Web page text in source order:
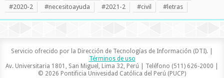
#2020-2
#necesitoayuda #2021-2 #civil #letras
Servicio ofrecido por la Dirección de Tecnologías de Información (DTI). |
Términos de uso
Av. Universitaria 1801, San Miguel, Lima 32, Perú | Teléfono (511) 626-2000 |
© 2026 Pontificia Univesidad Católica del Perú (PUCP)